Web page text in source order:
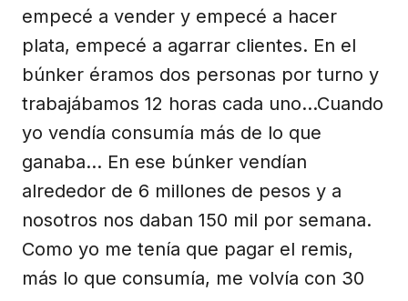
empecé a vender y empecé a hacer
plata, empecé a agarrar clientes. En el
búnker éramos dos personas por turno y
trabajábamos 12 horas cada uno…Cuando
yo vendía consumía más de lo que
ganaba… En ese búnker vendían
alrededor de 6 millones de pesos y a
nosotros nos daban 150 mil por semana.
Como yo me tenía que pagar el remis,
más lo que consumía, me volvía con 30